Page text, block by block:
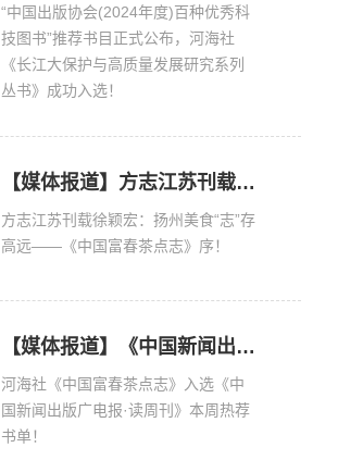
“中国出版协会(2024年度)百种优秀科
技图书”推荐书目正式公布，河海社
《长江大保护与高质量发展研究系列
丛书》成功入选！
【媒体报道】方志江苏刊载 徐颖宏：扬州美食“志”存高远——《中国富春茶点志》序
方志江苏刊载徐颖宏：扬州美食“志”存
高远——《中国富春茶点志》序！
【媒体报道】《中国新闻出版广电报·读周刊》本周热荐书单
河海社《中国富春茶点志》入选《中
国新闻出版广电报·读周刊》本周热荐
书单！